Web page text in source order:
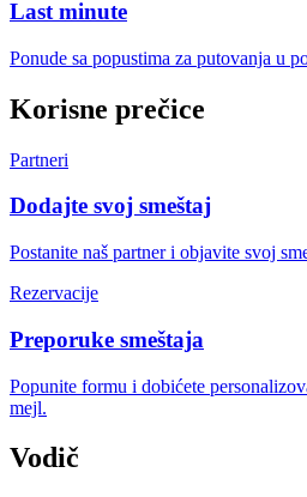
Last minute
Ponude sa popustima za putovanja u
Korisne prečice
Partneri
Dodajte svoj smeštaj
Postanite naš partner i objavite svoj
Rezervacije
Preporuke smeštaja
Popunite formu i dobićete
mejl.
Vodič